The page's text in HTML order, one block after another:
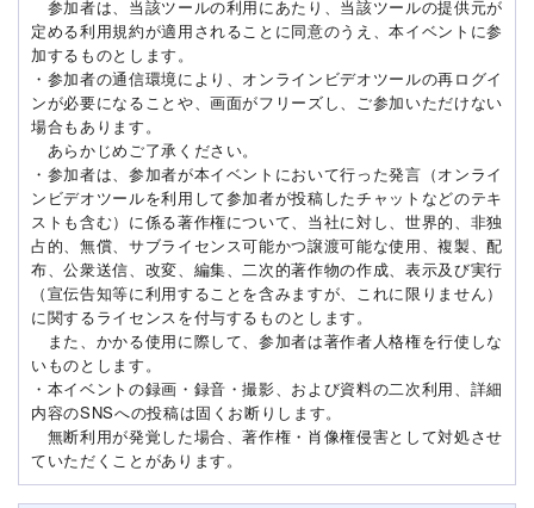
参加者は、当該ツールの利用にあたり、当該ツールの提供元が
定める利用規約が適用されることに同意のうえ、本イベントに参
加するものとします。
・参加者の通信環境により、オンラインビデオツールの再ログイ
ンが必要になることや、画面がフリーズし、ご参加いただけない
場合もあります。
あらかじめご了承ください。
・参加者は、参加者が本イベントにおいて行った発言（オンライ
ンビデオツールを利用して参加者が投稿したチャットなどのテキ
ストも含む）に係る著作権について、当社に対し、世界的、非独
占的、無償、サブライセンス可能かつ譲渡可能な使用、複製、配
布、公衆送信、改変、編集、二次的著作物の作成、表示及び実行
（宣伝告知等に利用することを含みますが、これに限りません）
に関するライセンスを付与するものとします。
また、かかる使用に際して、参加者は著作者人格権を行使しな
いものとします。
・本イベントの録画・録音・撮影、および資料の二次利用、詳細
内容のSNSへの投稿は固くお断りします。
無断利用が発覚した場合、著作権・肖像権侵害として対処させ
ていただくことがあります。